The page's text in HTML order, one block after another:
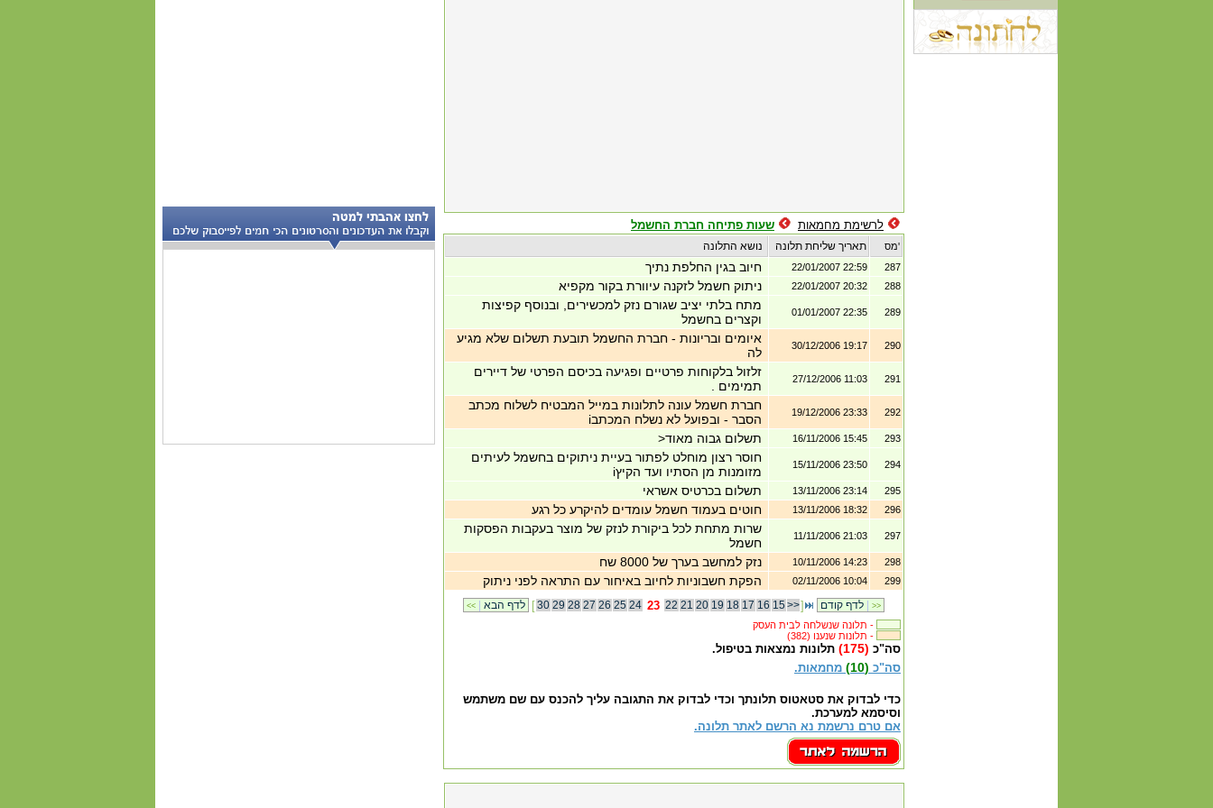
שעות פתיחה חברת החשמל לרשימת מחמאות
תאריך שליחת תלונה מס'
חיוב בגין החלפת נתיך 22/01/2007 22:59 287
ניתוק חשמל לזקנה עיוורת בקור מקפיא 22/01/2007 20:32 288
מתח בלתי יציב שגורם נזק למכשירים, ובנוסף קפיצות
וקצרים בחשמל
01/01/2007 22:35 289
איומים ובריונות - חברת החשמל תובעת תשלום שלא מגיע
לה
30/12/2006 19:17 290
זלזול בלקוחות פרטיים ופגיעה בכיסם הפרטי של דיירים
תמימים .
27/12/2006 11:03 291
חברת חשמל עונה לתלונות במייל המבטיח לשלוח מכתב
הסבר - ובפועל לא נשלח המכתבi
19/12/2006 23:33 292
תשלום גבוה מאוד< 16/11/2006 15:45 293
חוסר רצון מוחלט לפתור בעיית ניתוקים בחשמל לעיתים
מזומנות מן הסתיו ועד הקיץi
15/11/2006 23:50 294
תשלום בכרטיס אשראי 13/11/2006 23:14 295
חוטים בעמוד חשמל עומדים להיקרע כל רגע 13/11/2006 18:32 296
שרות מתחת לכל ביקורת לנזק של מוצר בעקבות הפסקות
חשמל
11/11/2006 21:03 297
נזק למחשב בערך של 8000 שח 10/11/2006 14:23 298
הפקת חשבוניות לחיוב באיחור עם התראה לפני ניתוק 02/11/2006 10:04 299
<< [30 29 28 27 26 25 24 23 22 21 20 19 18 17 16 15 >>] >>
תלונה שנשלחה לבית העסק -
(382) תלונות שנענו -
סה"כ (175)
תלונות נמצאות בטיפול.
סה"כ (10) מחמאות.
כדי לבדוק את סטאטוס תלונתך וכדי לבדוק את התגובה עליך להכנס עם שם משתמש
וסיסמא למערכת.
אם טרם נרשמת נא הרשם לאתר תלונה.